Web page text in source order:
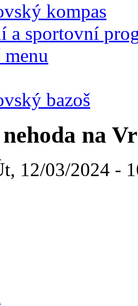
kompas
a sportovní
bazoš
na
12/03/2024 -